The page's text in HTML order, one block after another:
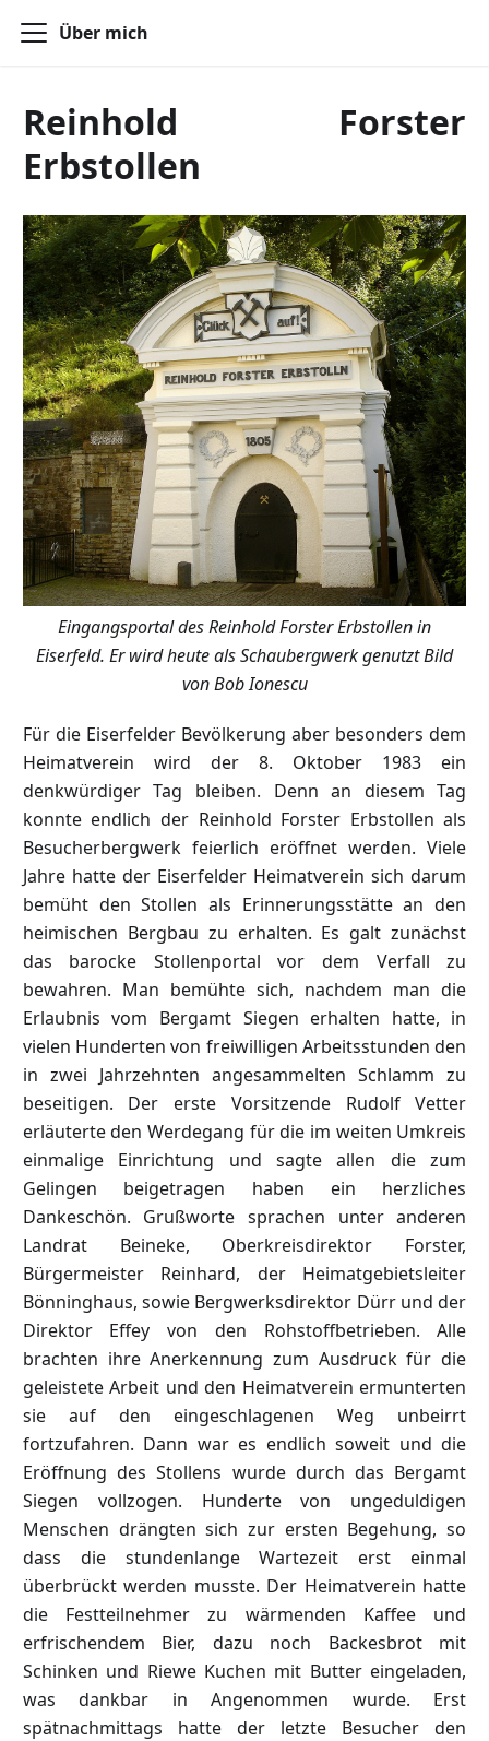
Über mich
Reinhold Forster
Erbstollen
Eingangsportal des Reinhold Forster Erbstollen in
Eiserfeld. Er wird heute als Schaubergwerk genutzt Bild
von Bob Ionescu
Für die Eiserfelder Bevölkerung aber besonders dem
Heimatverein wird der 8. Oktober 1983 ein
denkwürdiger Tag bleiben. Denn an diesem Tag
konnte endlich der Reinhold Forster Erbstollen als
Besucherbergwerk feierlich eröffnet werden. Viele
Jahre hatte der Eiserfelder Heimatverein sich darum
bemüht den Stollen als Erinnerungsstätte an den
heimischen Bergbau zu erhalten. Es galt zunächst
das barocke Stollenportal vor dem Verfall zu
bewahren. Man bemühte sich, nachdem man die
Erlaubnis vom Bergamt Siegen erhalten hatte, in
vielen Hunderten von freiwilligen Arbeitsstunden den
in zwei Jahrzehnten angesammelten Schlamm zu
beseitigen. Der erste Vorsitzende Rudolf Vetter
erläuterte den Werdegang für die im weiten Umkreis
einmalige Einrichtung und sagte allen die zum
Gelingen beigetragen haben ein herzliches
Dankeschön. Grußworte sprachen unter anderen
Landrat Beineke, Oberkreisdirektor Forster,
Bürgermeister Reinhard, der Heimatgebietsleiter
Bönninghaus, sowie Bergwerksdirektor Dürr und der
Direktor Effey von den Rohstoffbetrieben. Alle
brachten ihre Anerkennung zum Ausdruck für die
geleistete Arbeit und den Heimatverein ermunterten
sie auf den eingeschlagenen Weg unbeirrt
fortzufahren. Dann war es endlich soweit und die
Eröffnung des Stollens wurde durch das Bergamt
Siegen vollzogen. Hunderte von ungeduldigen
Menschen drängten sich zur ersten Begehung, so
dass die stundenlange Wartezeit erst einmal
überbrückt werden musste. Der Heimatverein hatte
die Festteilnehmer zu wärmenden Kaffee und
erfrischendem Bier, dazu noch Backesbrot mit
Schinken und Riewe Kuchen mit Butter eingeladen,
was dankbar in Angenommen wurde. Erst
spätnachmittags hatte der letzte Besucher den